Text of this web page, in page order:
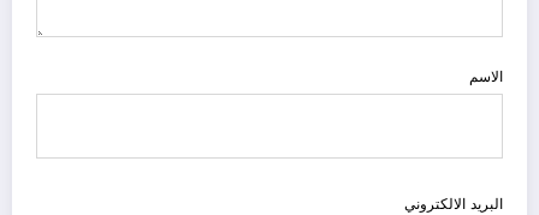
الاسم
البريد الالكتروني